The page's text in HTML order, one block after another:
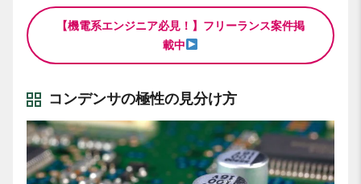
【機電系エンジニア必見！】フリーランス案件掲
載中
コンデンサの極性の見分け方